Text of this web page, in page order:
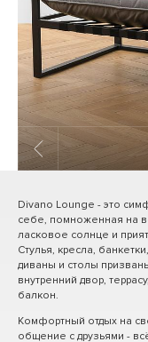
Divano Lounge - это
себе, помноженная на
ласковое солнце и
Стулья, кресла,
диваны и столы
внутренний двор,
балкон.
Комфортный отдых на
общение с друзьями -